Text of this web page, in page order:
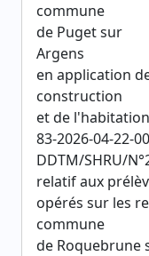
commune
de Puget sur
Argens
en application
construction
et de
83-2026-04-22-
DDTM/SHRU/
relatif aux
opérés sur les
commune
de Roquebrune